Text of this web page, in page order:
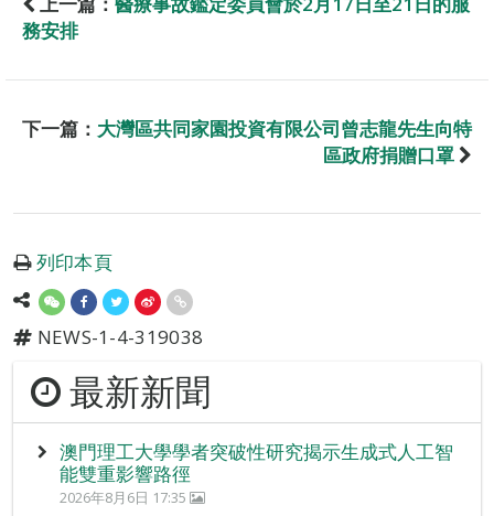
務安排
下一篇： 大灣區共同家園投資有限公司曾志龍先生向特
區政府捐贈口罩
列印本頁
NEWS-1-4-319038
最新新聞
澳門理工大學學者突破性研究揭示生成式人工智
能雙重影響路徑
2026年8月6日 17:35